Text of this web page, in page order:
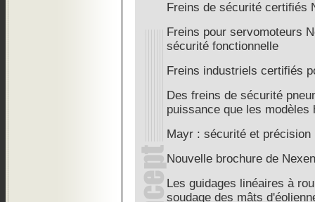
Freins de sécurité certifiés
Freins pour servomoteurs
sécurité fonctionnelle
Freins industriels certifiés
Des freins de sécurité
puissance que les modèles
Mayr : sécurité et précision
Nouvelle brochure de Nexen
Les guidages linéaires à
soudage des mâts